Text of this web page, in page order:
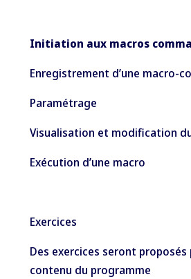
Initiation aux macros
Enregistrement d’une macro-
Paramétrage
Visualisation et modification
Exécution d’une macro
Exercices
Des exercices seront
contenu du programme